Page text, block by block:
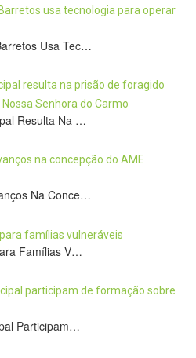
Usa Tec…
Resulta Na …
Na Conce…
Famílias V…
Participam…